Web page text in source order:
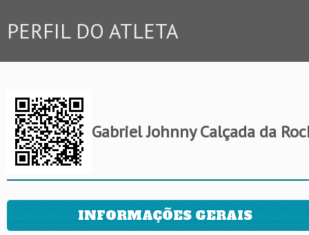
PERFIL DO ATLETA
Gabriel Johnny Calçada da
INFORMAÇÕES GERAIS